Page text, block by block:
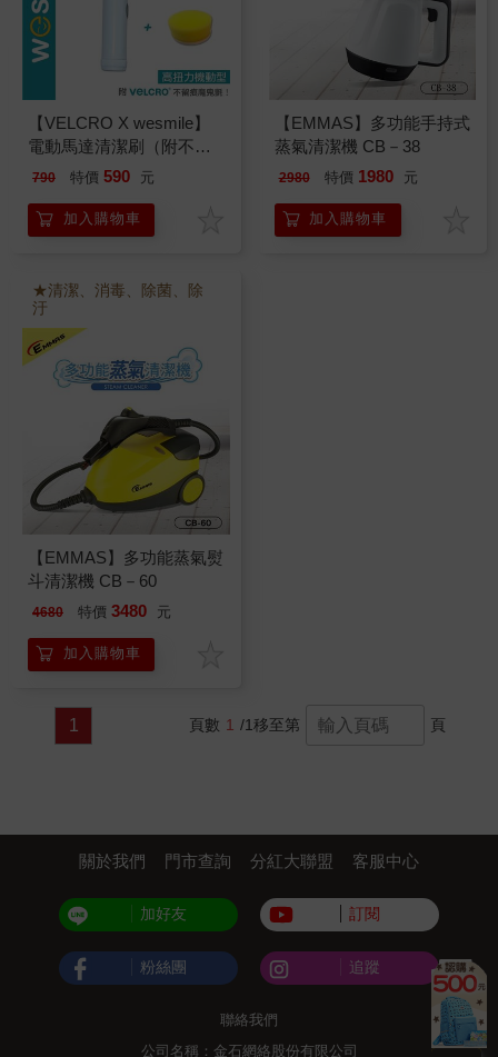
【VELCRO X wesmile】
電動馬達清潔刷（附不留
痕魔鬼氈）
790 特價 590 元
加入購物車
【EMMAS】多功能手持式
蒸氣清潔機 CB－38
2980 特價 1980 元
加入購物車
★清潔、消毒、除菌、除
汙
【EMMAS】多功能蒸氣熨
斗清潔機 CB－60
4680 特價 3480 元
加入購物車
1 頁數 1 /1移至第 頁
關於我們 門市查詢 分紅大聯盟 客服中心
加好友 訂閱
粉絲團 追蹤
聯絡我們
公司名稱：金石網絡股份有限公司